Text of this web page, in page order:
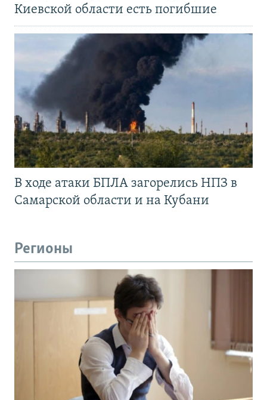
Киевской области есть погибшие
В ходе атаки БПЛА загорелись НПЗ в
Самарской области и на Кубани
Регионы